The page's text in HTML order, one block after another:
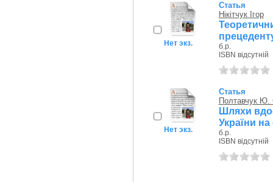
Нет экз.
Статья
Нікітчук Ігор
б.р.
ISBN відсутній
Нет экз.
Статья
Полтавчук Ю.
Шляхи
України
б.р.
ISBN відсутній